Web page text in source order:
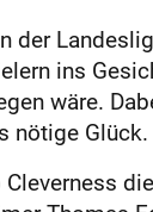
ins
wäre.
nötige Glück.